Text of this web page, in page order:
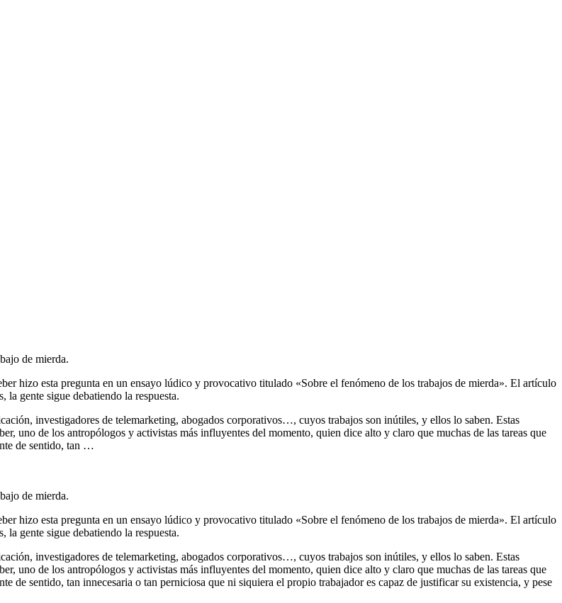
de mierda.
hizo esta pregunta en un ensayo lúdico y provocativo titulado «Sobre el fenómeno de los trabajos de mierda». El artículo
gente sigue debatiendo la respuesta.
investigadores de telemarketing, abogados corporativos…, cuyos trabajos son inútiles, y ellos lo saben. Estas
uno de los antropólogos y activistas más influyentes del momento, quien dice alto y claro que muchas de las tareas que
de sentido, tan …
de mierda.
hizo esta pregunta en un ensayo lúdico y provocativo titulado «Sobre el fenómeno de los trabajos de mierda». El artículo
gente sigue debatiendo la respuesta.
investigadores de telemarketing, abogados corporativos…, cuyos trabajos son inútiles, y ellos lo saben. Estas
uno de los antropólogos y activistas más influyentes del momento, quien dice alto y claro que muchas de las tareas que
de sentido, tan innecesaria o tan perniciosa que ni siquiera el propio trabajador es capaz de justificar su existencia, y pese